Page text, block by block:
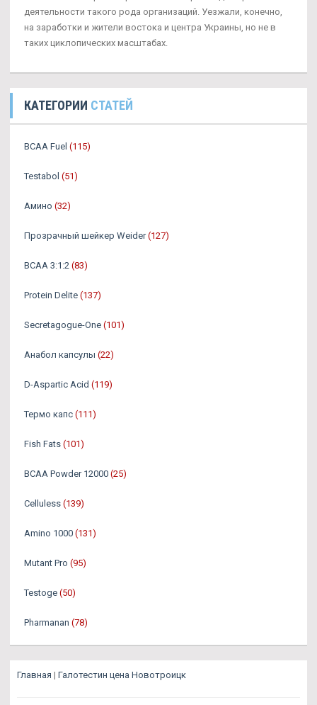
деятельности такого рода организаций. Уезжали, конечно,
на заработки и жители востока и центра Украины, но не в
таких циклопических масштабах.
КАТЕГОРИИ СТАТЕЙ
BCAA Fuel (115)
Testabol (51)
Амино (32)
Прозрачный шейкер Weider (127)
BCAA 3:1:2 (83)
Protein Delite (137)
Secretagogue-One (101)
Анабол капсулы (22)
D-Aspartic Acid (119)
Термо капс (111)
Fish Fats (101)
BCAA Powder 12000 (25)
Celluless (139)
Amino 1000 (131)
Mutant Pro (95)
Testoge (50)
Pharmanan (78)
Главная | Галотестин цена Новотроицк